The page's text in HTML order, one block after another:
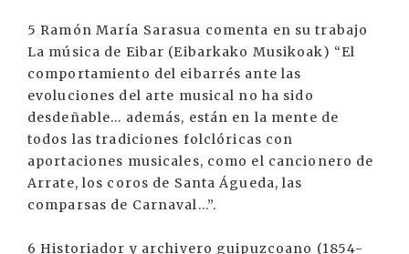
5 Ramón María Sarasua comenta en su trabajo
La música de Eibar (Eibarkako Musikoak) “El
comportamiento del eibarrés ante las
evoluciones del arte musical no ha sido
desdeñable... además, están en la mente de
todos las tradiciones folclóricas con
aportaciones musicales, como el cancionero de
Arrate, los coros de Santa Águeda, las
comparsas de Carnaval...”.
6 Historiador y archivero guipuzcoano (1854-